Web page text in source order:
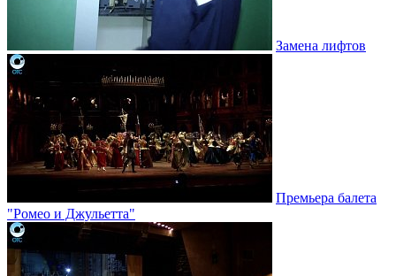
Замена лифтов
Премьера балета
"Ромео и Джульетта"